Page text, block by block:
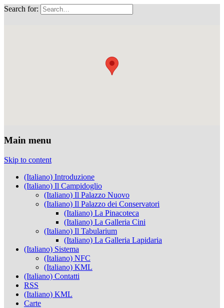
Search for:
Main menu
Skip to content
(Italiano) Introduzione
(Italiano) Il Campidoglio
(Italiano) Il Palazzo Nuovo
(Italiano) Il Palazzo dei Conservatori
(Italiano) La Pinacoteca
(Italiano) La Galleria Cini
(Italiano) Il Tabularium
(Italiano) La Galleria Lapidaria
(Italiano) Sistema
(Italiano) NFC
(Italiano) KML
(Italiano) Contatti
RSS
(Italiano) KML
Carte